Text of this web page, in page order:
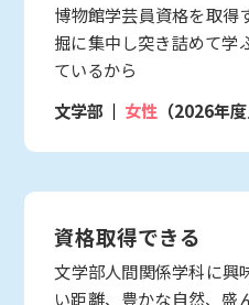
博物館学芸員資格を取得
掘に集中し突き詰めて学
ているから
文学部
女性 （2026年度
資格取得できる
文学部人間関係学科に興
い距離、豊かな自然、盛